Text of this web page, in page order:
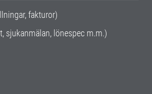
fakturor)
sjukanmälan, lönespec m.m.)